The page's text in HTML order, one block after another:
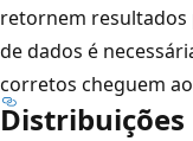
retornem resultados
de dados é
corretos cheguem
Distribuições